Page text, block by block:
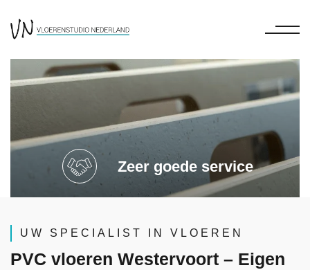
Zeer goede service
UW SPECIALIST IN VLOEREN
PVC vloeren Westervoort – Eigen